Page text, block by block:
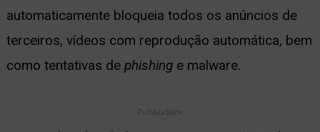
automaticamente bloqueia todos os anúncios de
terceiros, vídeos com reprodução automática, bem
como tentativas de phishinge malware.
Publicidade